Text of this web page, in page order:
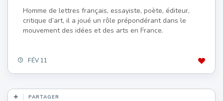
Homme de lettres français, essayiste, poète, éditeur,
critique d’art, il a joué un rôle prépondérant dans le
mouvement des idées et des arts en France.
FÉV 11
PARTAGER